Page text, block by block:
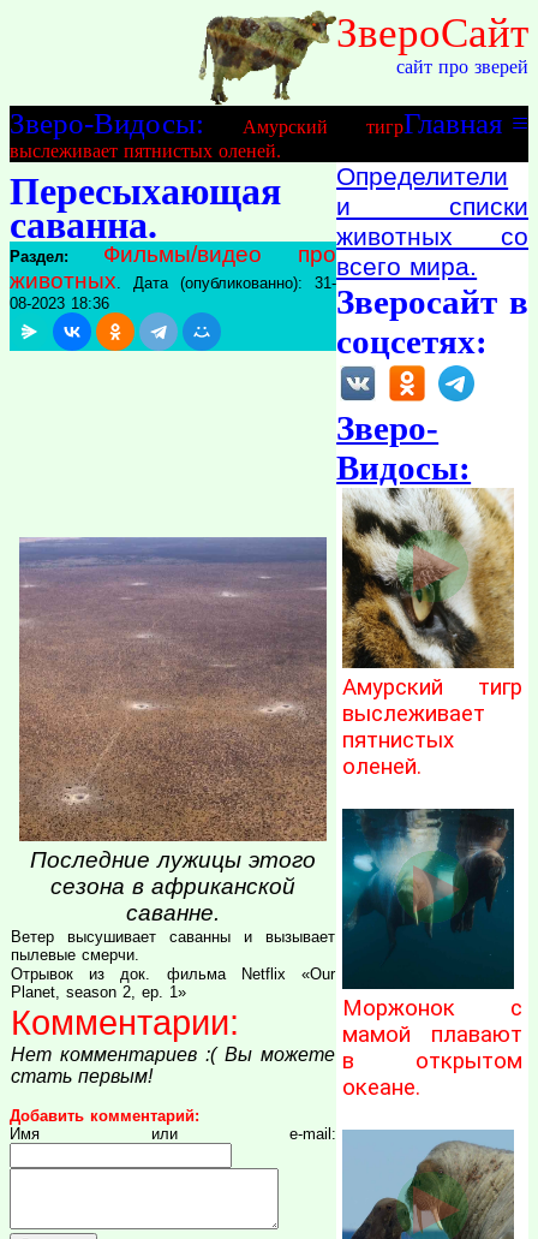
ЗвероСайт
сайт про зверей
≡
Главная
Зверо-Видосы:
Амурский тигр
выслеживает пятнистых оленей.
Пересыхающая
саванна.
Раздел:
Фильмы/видео про
животных. Дата (опубликованно): 31-
08-2023 18:36
Последние лужицы этого
сезона в африканской
саванне.
Ветер высушивает саванны и вызывает
пылевые смерчи.
Отрывок из док. фильма Netflix «Our
Planet, season 2, ep. 1»
Комментарии:
Нет комментариев :( Вы можете
стать первым!
Добавить комментарий:
Имя или e-mail:
Определители
и списки
животных со
всего мира.
Зверосайт в
соцсетях:
Зверо-
Видосы:
Амурский тигр
выслеживает
пятнистых
оленей.
Моржонок с
мамой плавают
в открытом
океане.